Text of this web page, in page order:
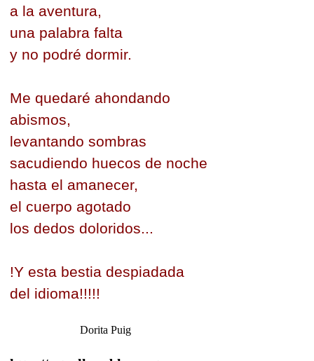
a la aventura,
una palabra falta
y no podré dormir.
Me quedaré ahondando
abismos,
levantando sombras
sacudiendo huecos de noche
hasta el amanecer,
el cuerpo agotado
los dedos doloridos...
!Y esta bestia despiadada
del idioma!!!!!
Dorita Puig